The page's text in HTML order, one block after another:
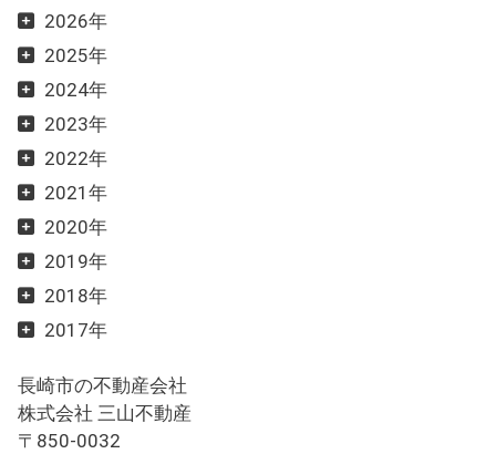
2026年
2025年
2024年
2023年
2022年
2021年
2020年
2019年
2018年
2017年
長崎市の不動産会社
株式会社 三山不動産
〒850-0032